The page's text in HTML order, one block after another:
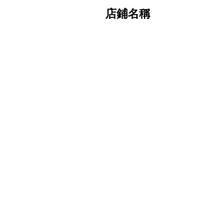
店鋪名稱